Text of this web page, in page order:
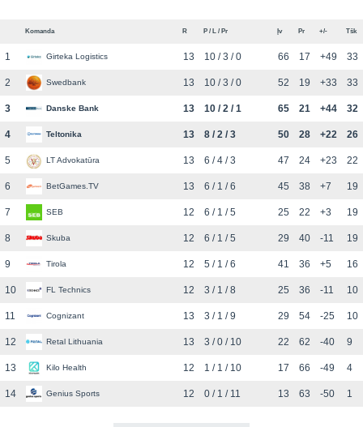
Komanda R P / L / Pr Įv Pr +/- Tšk
1 Girteka Logistics 13 10 / 3 / 0 66 17 +49 33
2 Swedbank 13 10 / 3 / 0 52 19 +33 33
3 Danske Bank 13 10 / 2 / 1 65 21 +44 32
4 Teltonika 13 8 / 2 / 3 50 28 +22 26
5 LT Advokatūra 13 6 / 4 / 3 47 24 +23 22
6 BetGames.TV 13 6 / 1 / 6 45 38 +7 19
7 SEB 12 6 / 1 / 5 25 22 +3 19
8 Skuba 12 6 / 1 / 5 29 40 -11 19
9 Tirola 12 5 / 1 / 6 41 36 +5 16
10 FL Technics 12 3 / 1 / 8 25 36 -11 10
11 Cognizant 13 3 / 1 / 9 29 54 -25 10
12 Retal Lithuania 13 3 / 0 / 10 22 62 -40 9
13 Kilo Health 12 1 / 1 / 10 17 66 -49 4
14 Genius Sports 12 0 / 1 / 11 13 63 -50 1